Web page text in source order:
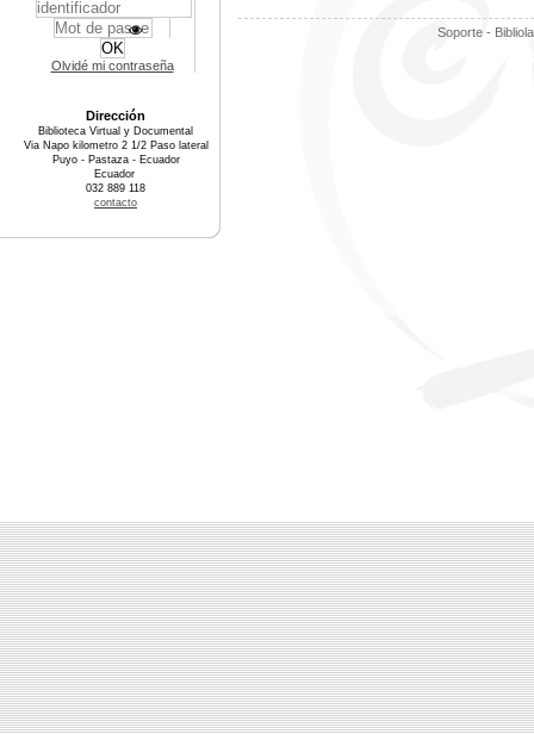
Soporte -
Olvidé mi contraseña
Dirección
Biblioteca Virtual y Documental
Via Napo kilometro 2 1/2 Paso lateral
Puyo - Pastaza - Ecuador
Ecuador
032 889 118
contacto